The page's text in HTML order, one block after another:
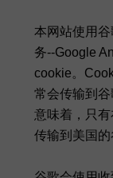
本网站使用谷
务--Google
cookie。
常会传输到
意味着，只
传输到美国的